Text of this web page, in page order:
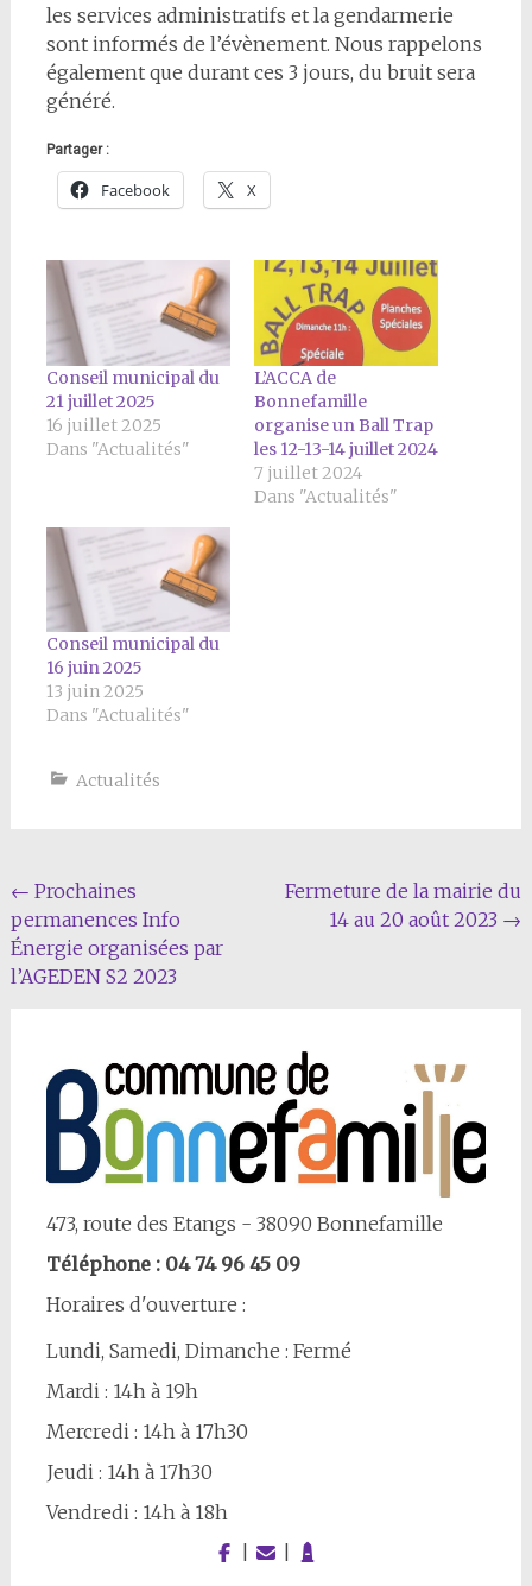
les services administratifs et la gendarmerie
sont informés de l’évènement. Nous rappelons
également que durant ces 3 jours, du bruit sera
généré.
Partager :
Facebook X
Conseil municipal du
21 juillet 2025
16 juillet 2025
Dans "Actualités"
L’ACCA de
Bonnefamille
organise un Ball Trap
les 12-13-14 juillet 2024
7 juillet 2024
Dans "Actualités"
Conseil municipal du
16 juin 2025
13 juin 2025
Dans "Actualités"
Actualités
Navigation
Article
← Prochaines
permanences Info
Énergie organisées par
l’AGEDEN S2 2023
Fermeture de la mairie du
14 au 20 août 2023 →
473, route des Etangs - 38090 Bonnefamille
Téléphone : 04 74 96 45 09
Horaires d'ouverture :
Lundi, Samedi, Dimanche : Fermé
Mardi : 14h à 19h
Mercredi : 14h à 17h30
Jeudi : 14h à 17h30
Vendredi : 14h à 18h